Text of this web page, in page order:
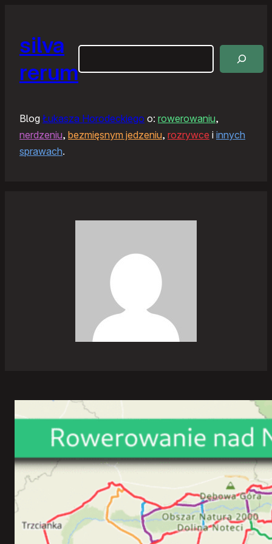
silva
rerum
Blog Łukasza Horodeckiego o: rowerowaniu,
nerdzeniu, bezmięsnym jedzeniu, rozrywce i innych
sprawach.